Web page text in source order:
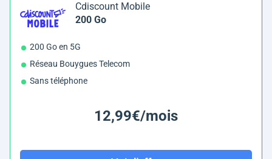
Cdiscount Mobile
200 Go
200 Go en 5G
Réseau Bouygues Telecom
Sans téléphone
12,99€/mois